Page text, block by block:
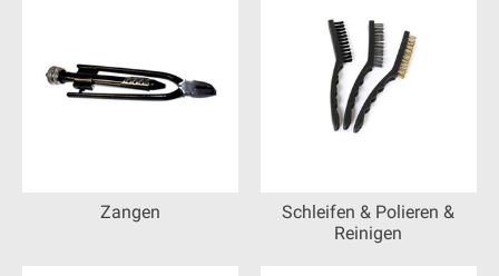
Zangen
Schleifen & Polieren &
Reinigen